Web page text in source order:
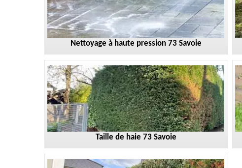
Nettoyage à haute pression 73 Savoie
Taille de haie 73 Savoie